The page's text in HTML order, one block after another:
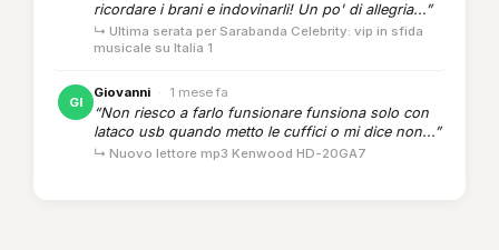
ricordare i brani e indovinarli! Un po' di allegria...”
↳ Ultima serata per Sarabanda Celebrity: vip in sfida
musicale su Italia 1
GI
Giovanni · 1 mese fa
“Non riesco a farlo funsionare funsiona solo con
lataco usb quando metto le cuffici o mi dice non...”
↳ Nuovo lettore mp3 Kenwood HD-20GA7